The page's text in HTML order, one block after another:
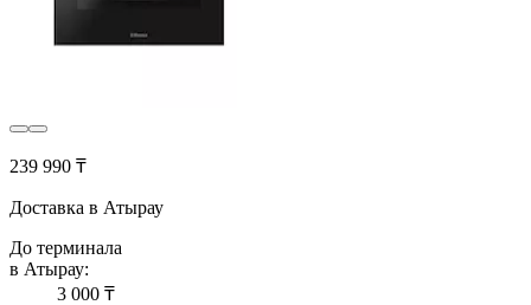
239 990 ₸
Доставка в Атырау
До терминала
в Атырау:
3 000 ₸